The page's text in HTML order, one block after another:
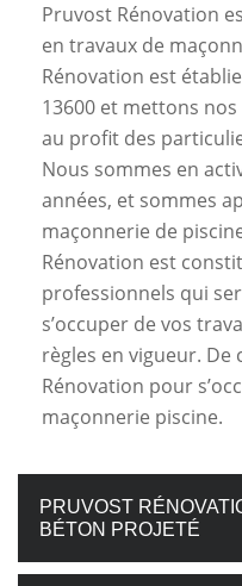
Pruvost Rénovation
en travaux de
Rénovation est
13600 et mettons
au profit des
Nous sommes en
années, et sommes
maçonnerie de
Rénovation est
professionnels qui
s’occuper de vos
règles en vigueur. De
Rénovation pour
maçonnerie piscine.
PRUVOST
BÉTON PROJETÉ